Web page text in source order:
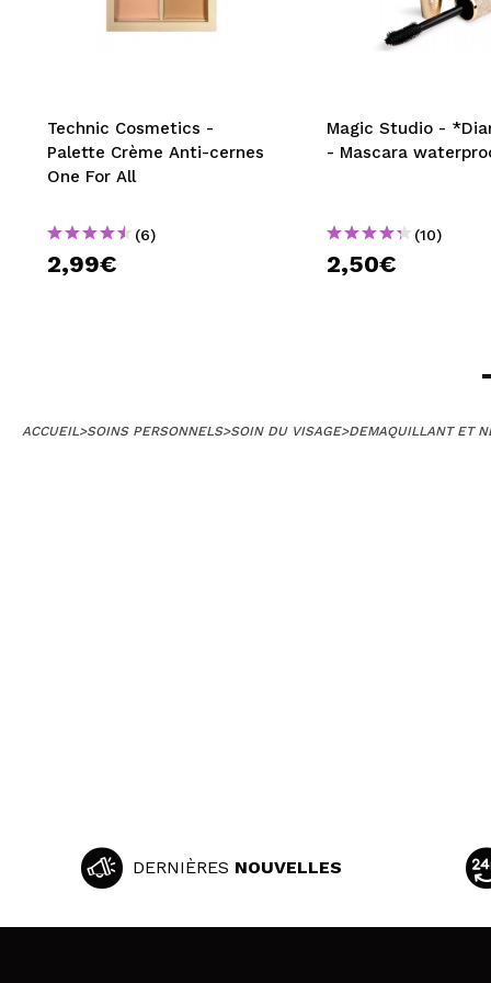
Technic Cosmetics -
Palette Crème Anti-cernes
One For All
(6)
2,99€
Magic Studio -
- Mascara
(10)
2,50€
ACCUEIL>SOINS PERSONNELS>SOIN DU VISAGE>DEMAQUILLANT ET
DERNIÈRES NOUVELLES